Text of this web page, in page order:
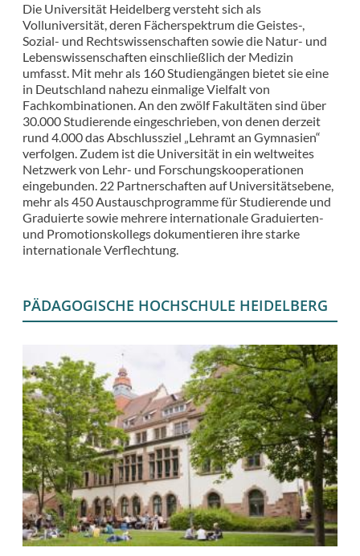
Die Universität Heidelberg versteht sich als
Volluniversität, deren Fächerspektrum die Geistes-,
Sozial- und Rechtswissenschaften sowie die Natur- und
Lebenswissenschaften einschließlich der Medizin
umfasst. Mit mehr als 160 Studiengängen bietet sie eine
in Deutschland nahezu einmalige Vielfalt von
Fachkombinationen. An den zwölf Fakultäten sind über
30.000 Studierende eingeschrieben, von denen derzeit
rund 4.000 das Abschlussziel „Lehramt an Gymnasien“
verfolgen. Zudem ist die Universität in ein weltweites
Netzwerk von Lehr- und Forschungskooperationen
eingebunden. 22 Partnerschaften auf Universitätsebene,
mehr als 450 Austauschprogramme für Studierende und
Graduierte sowie mehrere internationale Graduierten-
und Promotionskollegs dokumentieren ihre starke
internationale Verflechtung.
PÄDAGOGISCHE HOCHSCHULE HEIDELBERG